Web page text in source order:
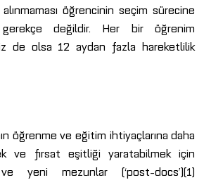
alınmaması öğrencinin seçim sürecine
değildir. Her bir öğrenim
de olsa 12 aydan fazla hareketlilik
öğrenme ve eğitim ihtiyaçlarına daha
ve fırsat eşitliği yaratabilmek için
yeni mezunlar (‘post-docs’)(1)